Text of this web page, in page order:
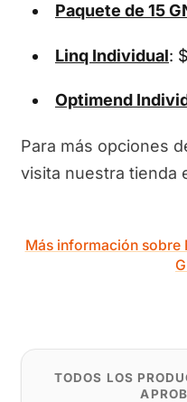
Paquete de 15
Linq Individual:
Optimend
Para más opciones
visita nuestra tienda
Más información sobre
TODOS LOS